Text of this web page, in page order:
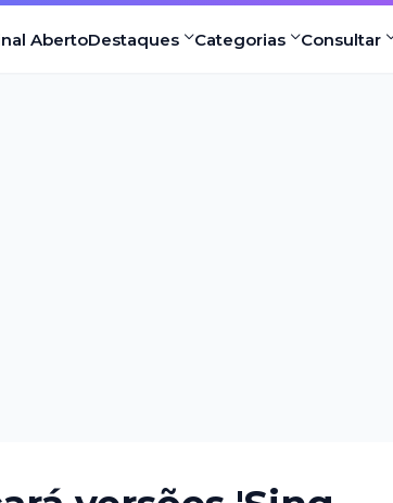
AbertoDestaques Categorias Consultar